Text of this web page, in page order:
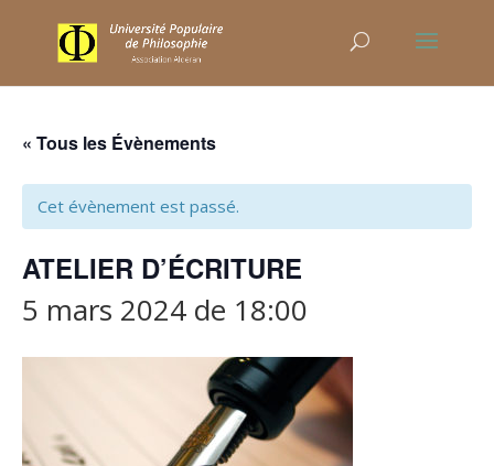
« Tous les Évènements
Cet évènement est passé.
ATELIER D’ÉCRITURE
5 mars 2024 de 18:00